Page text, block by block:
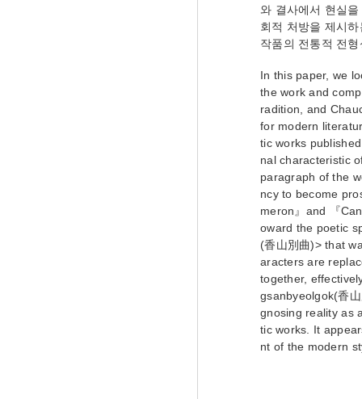
와 결사에서 현실
회적 처방을 제시
작품의 전통적 전
In this paper, we
the work and
radition, and
for modern
tic works
nal characteristic
paragraph of the
ncy to become
meron』and 『
oward the poetic
(香山別曲)> that
aracters are
together,
gsanbyeolgok(香
gnosing reality as
tic works. It
nt of the modern